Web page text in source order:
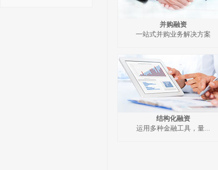
并购融资
一站式并购业务解决方案
结构化融资
运用多种金融工具，量...